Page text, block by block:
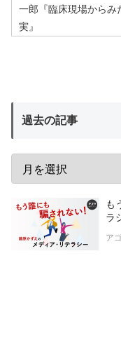
一郎『臨床現場からみ
実』
過去の記事
も
ラ
ア